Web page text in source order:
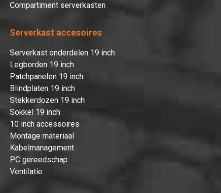
Compartiment serverkasten
Serverkast accesoires
Serverkast onderdelen 19 inch
Legborden 19 inch
Patchpanelen 19 inch
Blindplaten 19 inch
Stekkerdozen 19 inch
Sokkel 19 inch
10 inch accessoires
Montage materiaal
Kabelmanagement
PC gereedschap
Ventilatie